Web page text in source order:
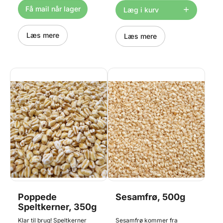
blød natten over. Prøv dem i
bagværk, musli og salater
m.m. Teknisk betegnelse
"Rugkerner poppet". Pose
med 350g
Få mail når lager
Læs mere
fibre pr. 100g frø. Hørfrø er
velegnede til bagværk som
grovbrød, Stenalderbrød og
knækbrød samt i müsli og
granola. Leveres som 2
poser med hver 500g = 1kg
Læg i kurv
Læs mere
Poppede
Speltkerner, 350g
Klar til brug! Speltkerner
Sesamfrø, 500g
Sesamfrø kommer fra